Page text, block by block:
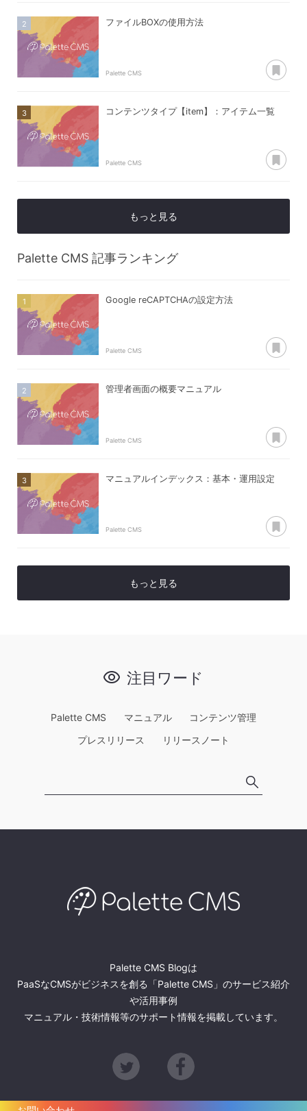
ファイルBOXの使用方法
Palette CMS
コンテンツタイプ【item】：アイテム一覧
Palette CMS
もっと見る
Palette CMS 記事ランキング
Google reCAPTCHAの設定方法
Palette CMS
管理者画面の概要マニュアル
Palette CMS
マニュアルインデックス：基本・運用設定
Palette CMS
もっと見る
注目ワード
Palette CMS マニュアル
コンテンツ管理
プレスリリース
リリースノート
Palette CMS Blogは
PaaSなCMSがビジネスを創る「Palette CMS」のサービス紹介
や活用事例
マニュアル・技術情報等のサポート情報を掲載しています。
Twitter